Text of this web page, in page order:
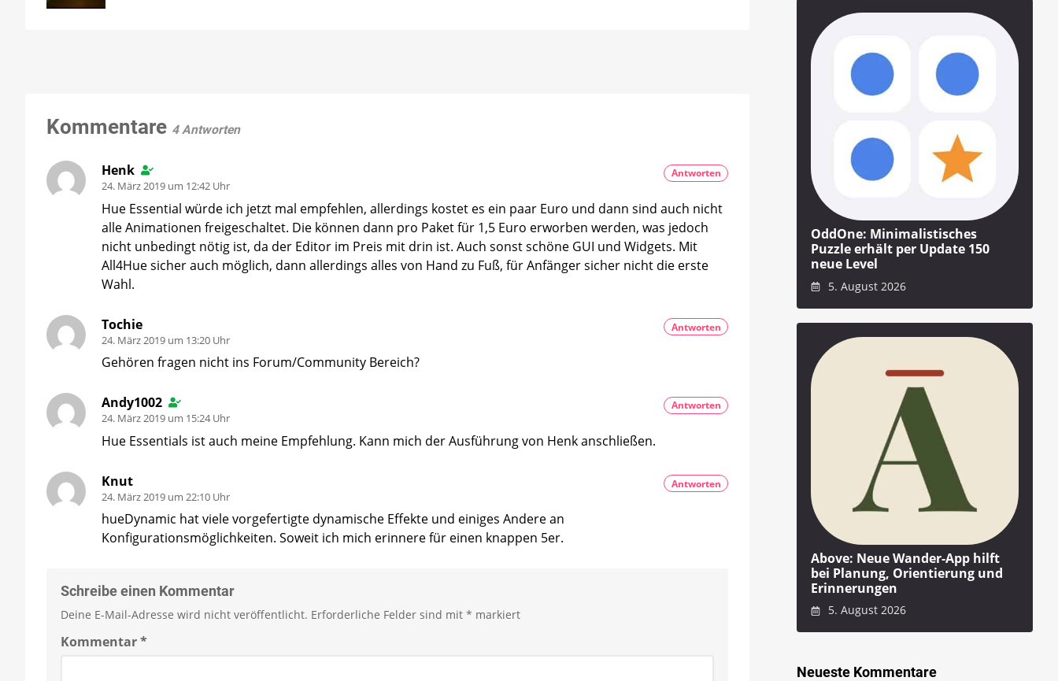
App
Kommentare 4 Antworten
Henk
24. März 2019 um 12:42 Uhr
Hue Essential würde ich jetzt mal empfehlen, allerdings kostet es ein paar Euro und dann sind auch nicht
alle Animationen freigeschaltet. Die können dann pro Paket für 1,5 Euro erworben werden, was jedoch
nicht unbedingt nötig ist, da der Editor im Preis mit drin ist. Auch sonst schöne GUI und Widgets. Mit
All4Hue sicher auch möglich, dann allerdings alles von Hand zu Fuß, für Anfänger sicher nicht die erste
Wahl.
Antworten
Tochie
24. März 2019 um 13:20 Uhr
Gehören fragen nicht ins Forum/Community Bereich?
Antworten
Andy1002
24. März 2019 um 15:24 Uhr
Hue Essentials ist auch meine Empfehlung. Kann mich der Ausführung von Henk anschließen.
Antworten
Knut
24. März 2019 um 22:10 Uhr
hueDynamic hat viele vorgefertigte dynamische Effekte und einiges Andere an
Konfigurationsmöglichkeiten. Soweit ich mich erinnere für einen knappen 5er.
Antworten
Schreibe einen Kommentar
Deine E-Mail-Adresse wird nicht veröffentlicht. Erforderliche Felder sind mit * markiert
Kommentar*
OddOne: Minimalistisches
Puzzle erhält per Update 150
neue Level
5. August 2026
Above: Neue Wander-App hilft
bei Planung, Orientierung und
Erinnerungen
5. August 2026
Neueste Kommentare